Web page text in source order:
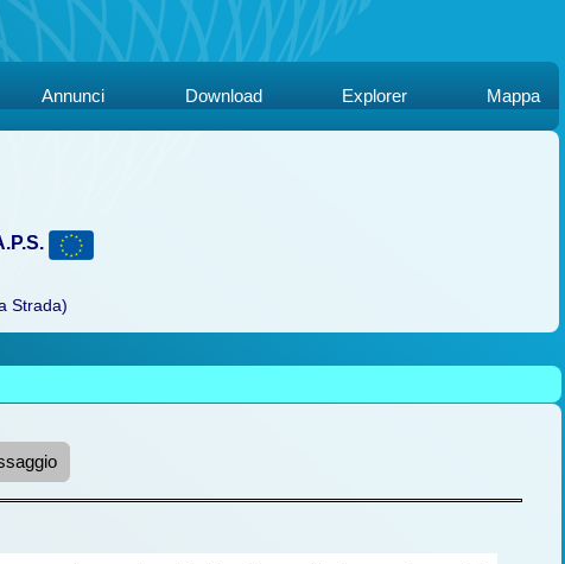
Annunci Download Explorer Mappa
Strada)